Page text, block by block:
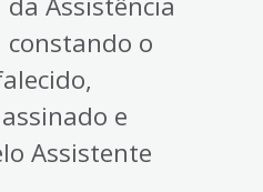
constando o
e
Assistente